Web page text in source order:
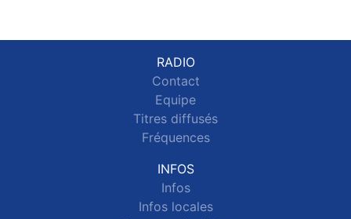
RADIO
Contact
Equipe
Titres diffusés
Fréquences
INFOS
Infos
Infos locales